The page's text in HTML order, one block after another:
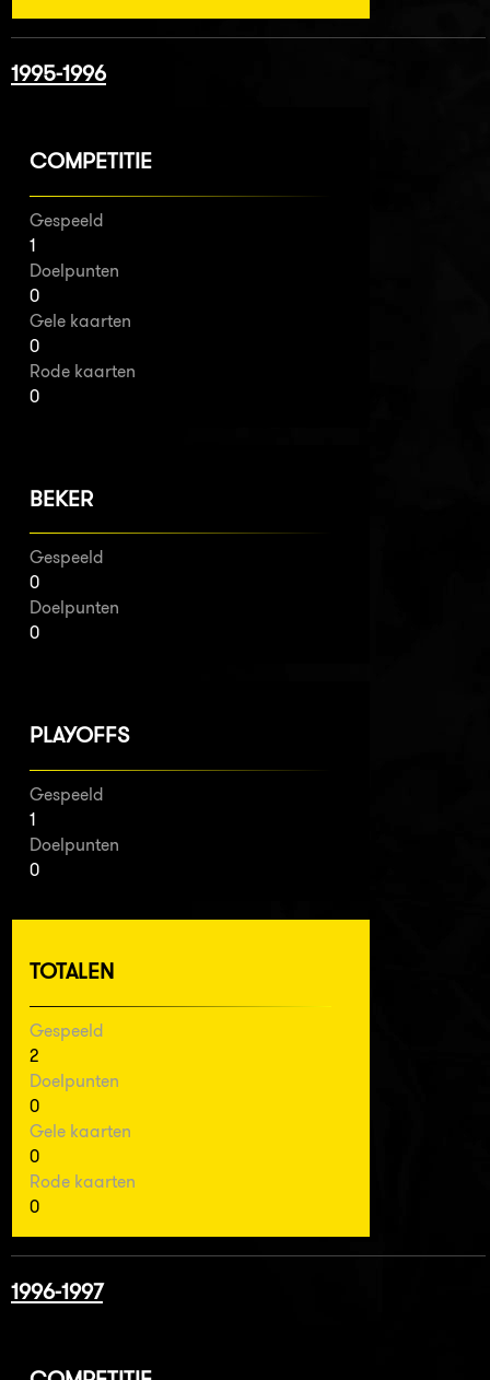
1995-1996
COMPETITIE
Gespeeld
1
Doelpunten
0
Gele kaarten
0
Rode kaarten
0
BEKER
Gespeeld
0
Doelpunten
0
PLAYOFFS
Gespeeld
1
Doelpunten
0
TOTALEN
Gespeeld
2
Doelpunten
0
Gele kaarten
0
Rode kaarten
0
1996-1997